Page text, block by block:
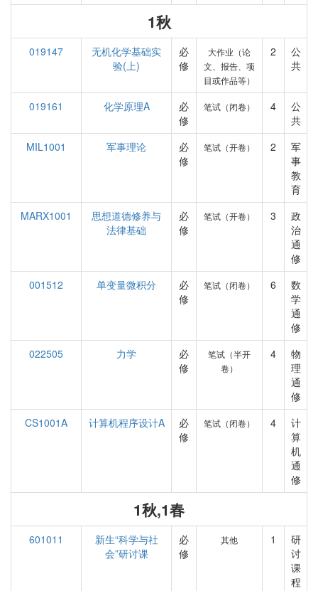
1秋
019147
无机化学基础实
验(上)
必
修
大作业（论
文、报告、项
目或作品等）
2
公
共
019161 化学原理A
必
修
笔试（闭卷） 4
公
共
MIL1001
军事理论
必
修
笔试（开卷） 2
军
事
教
育
MARX1001
思想道德修养与
法律基础
必
修
笔试（开卷） 3
政
治
通
修
001512
单变量微积分
必
修
笔试（闭卷） 6
数
学
通
修
022505
力学
必
修
笔试（半开
卷）
4
物
理
通
修
CS1001A
计算机程序设计A
必
修
笔试（闭卷） 4
计
算
机
通
修
1秋,1春
601011
新生“科学与社
会”研讨课
必
修
其他 1
研
讨
课
程